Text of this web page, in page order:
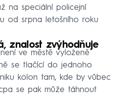
na speciální policejní
od srpna letošního roku
znalost zvýhodňuje
ve městě vyloženě
se tlačící do jednoho
kolon tam, kde by vůbec
se pak může táhnout